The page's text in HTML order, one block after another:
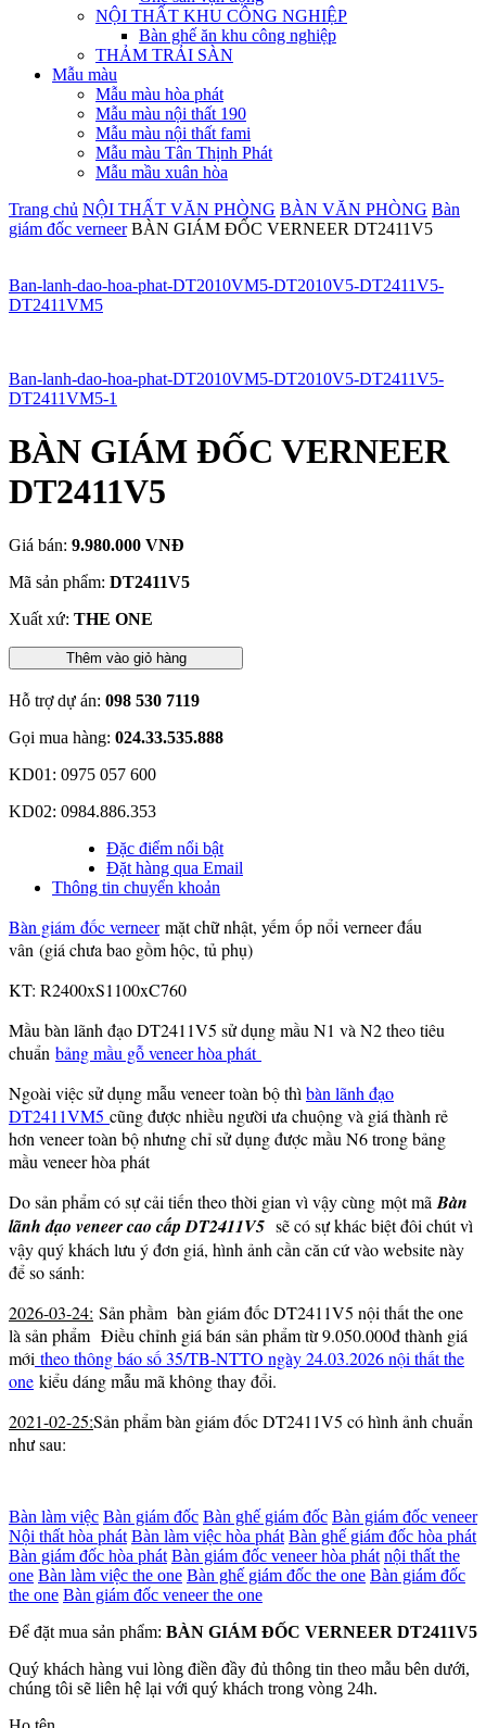
NỘI THẤT KHU CÔNG NGHIỆP
Bàn ghế ăn khu công nghiệp
THẢM TRẢI SÀN
Mẫu màu
Mẫu màu hòa phát
Mẫu màu nội thất 190
Mẫu màu nội thất fami
Mẫu màu Tân Thịnh Phát
Mẫu mầu xuân hòa
Trang chủ NỘI THẤT VĂN PHÒNG BÀN VĂN PHÒNG Bàn
giám đốc verneer BÀN GIÁM ĐỐC VERNEER DT2411V5
Ban-lanh-dao-hoa-phat-DT2010VM5-DT2010V5-DT2411V5-
DT2411VM5
Ban-lanh-dao-hoa-phat-DT2010VM5-DT2010V5-DT2411V5-
DT2411VM5-1
BÀN GIÁM ĐỐC VERNEER
DT2411V5
Giá bán: 9.980.000 VNĐ
Mã sản phẩm: DT2411V5
Xuất xứ: THE ONE
Thêm vào giỏ hàng
Hỗ trợ dự án: 098 530 7119
Gọi mua hàng: 024.33.535.888
KD01: 0975 057 600
KD02: 0984.886.353
Đặc điểm nổi bật
Đặt hàng qua Email
Thông tin chuyển khoản
Bàn giám đốc verneermặt chữ nhật, yếm ốp nổi verneer đấu
vân (giá chưa bao gồm hộc, tủ phụ)
KT: R2400xS1100xC760
Mầu bàn lãnh đạo DT2411V5 sử dụng mầu N1 và N2 theo tiêu
chuẩn bảng mầu gỗ veneer hòa phát
Ngoài việc sử dụng mẫu veneer toàn bộ thì bàn lãnh đạo
DT2411VM5 cũng được nhiều người ưa chuộng và giá thành rẻ
hơn veneer toàn bộ nhưng chỉ sử dụng được mầu N6 trong bảng
mầu veneer hòa phát
Do sản phẩm có sự cải tiến theo thời gian vì vậy cùng một mã Bàn
lãnh đạo veneer cao cấp DT2411V5 sẽ có sự khác biệt đôi chút vì
vậy quý khách lưu ý đơn giá, hình ảnh cần căn cứ vào website này
để so sánh:
2026-03-24: Sản phầm bàn giám đốc DT2411V5 nội thất the one
là sản phẩm Điều chỉnh giá bán sản phẩm từ 9.050.000đ thành giá
mới theo thông báo số 35/TB-NTTO ngày 24.03.2026 nội thất the
one kiểu dáng mẫu mã không thay đổi.
2021-02-25:Sản phẩm bàn giám đốc DT2411V5 có hình ảnh chuẩn
như sau:
Bàn làm việc Bàn giám đốc Bàn ghế giám đốc Bàn giám đốc veneer
Nội thất hòa phát Bàn làm việc hòa phát Bàn ghế giám đốc hòa phát
Bàn giám đốc hòa phát Bàn giám đốc veneer hòa phát nội thất the
one Bàn làm việc the one Bàn ghế giám đốc the one Bàn giám đốc
the one Bàn giám đốc veneer the one
Để đặt mua sản phẩm: BÀN GIÁM ĐỐC VERNEER DT2411V5
Quý khách hàng vui lòng điền đầy đủ thông tin theo mẫu bên dưới,
chúng tôi sẽ liên hệ lại với quý khách trong vòng 24h.